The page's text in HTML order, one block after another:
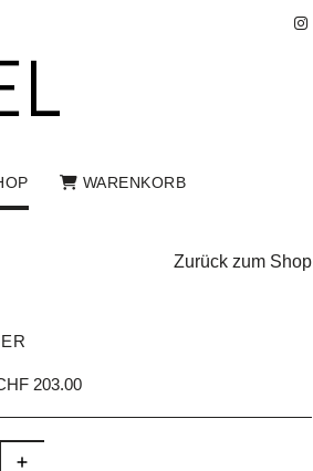
WARENKORB
Zurück zum Shop
203.00